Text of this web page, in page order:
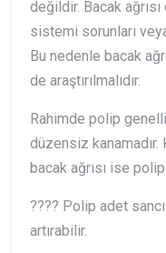
değildir. Bacak
sistemi sorunları
Bu nedenle bacak
de araştırılmalıdır.
Rahimde polip
düzensiz kanamadır.
bacak ağrısı ise
???? Polip adet
artırabilir.